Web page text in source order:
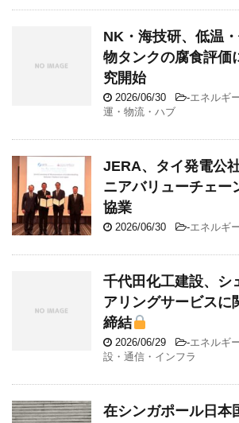
NK・海技研、低温
物タンクの腐食評価
究開始
2026/06/30 -エネルギ
運・物流・ハブ
JERA、タイ発電公
ニアバリューチェー
協業
2026/06/30 -エネルギ
千代田化工建設、シ
アリングサービスに
締結
2026/06/29 -エネルギ
設・通信・インフラ
在シンガポール日本